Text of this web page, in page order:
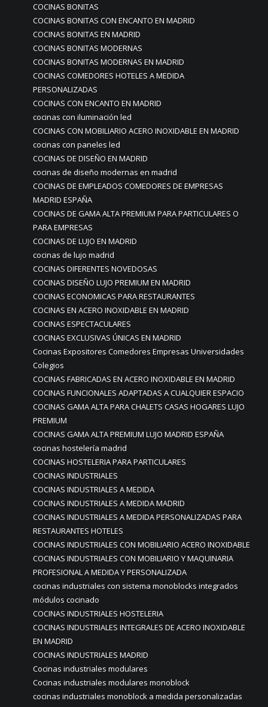
COCINAS BONITAS
COCINAS BONITAS CON ENCANTO EN MADRID
COCINAS BONITAS EN MADRID
COCINAS BONITAS MODERNAS
COCINAS BONITAS MODERNAS EN MADRID
COCINAS COMEDORES HOTELES A MEDIDA
PERSONALIZADAS
COCINAS CON ENCANTO EN MADRID
cocinas con iluminación led
COCINAS CON MOBILIARIO ACERO INOXIDABLE EN MADRID
cocinas con paneles led
COCINAS DE DISEÑO EN MADRID
cocinas de diseño modernas en madrid
COCINAS DE EMPLEADOS COMEDORES DE EMPRESAS
MADRID ESPAÑA
COCINAS DE GAMA ALTA PREMIUM PARA PARTICULARES O
PARA EMPRESAS
COCINAS DE LUJO EN MADRID
cocinas de lujo madrid
COCINAS DIFERENTES NOVEDOSAS
COCINAS DISEÑO LUJO PREMIUM EN MADRID
COCINAS ECONOMICAS PARA RESTAURANTES
COCINAS EN ACERO INOXIDABLE EN MADRID
COCINAS ESPECTACULARES
COCINAS EXCLUSIVAS ÚNICAS EN MADRID
Cocinas Expositores Comedores Empresas Universidades
Colegios
COCINAS FABRICADAS EN ACERO INOXIDABLE EN MADRID
COCINAS FUNCIONALES ADAPTADAS A CUALQUIER ESPACIO
COCINAS GAMA ALTA PARA CHALETS CASAS HOGARES LUJO
PREMIUM
COCINAS GAMA ALTA PREMIUM LUJO MADRID ESPAÑA
cocinas hostelería madrid
COCINAS HOSTELERIA PARA PARTICULARES
COCINAS INDUSTRIALES
COCINAS INDUSTRIALES A MEDIDA
COCINAS INDUSTRIALES A MEDIDA MADRID
COCINAS INDUSTRIALES A MEDIDA PERSONALIZADAS PARA
RESTAURANTES HOTELES
COCINAS INDUSTRIALES CON MOBILIARIO ACERO INOXIDABLE
COCINAS INDUSTRIALES CON MOBILIARIO Y MAQUINARIA
PROFESIONAL A MEDIDA Y PERSONALIZADA
cocinas industriales con sistema monoblocks integrados
módulos cocinado
COCINAS INDUSTRIALES HOSTELERIA
COCINAS INDUSTRIALES INTEGRALES DE ACERO INOXIDABLE
EN MADRID
COCINAS INDUSTRIALES MADRID
Cocinas industriales modulares
Cocinas industriales modulares monoblock
cocinas industriales monoblock a medida personalizadas